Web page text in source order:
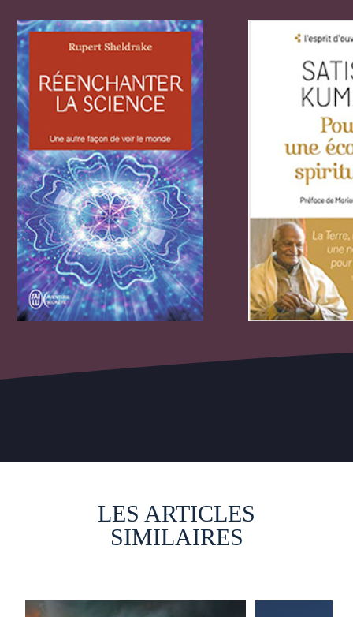
LES ARTICLES
SIMILAIRES